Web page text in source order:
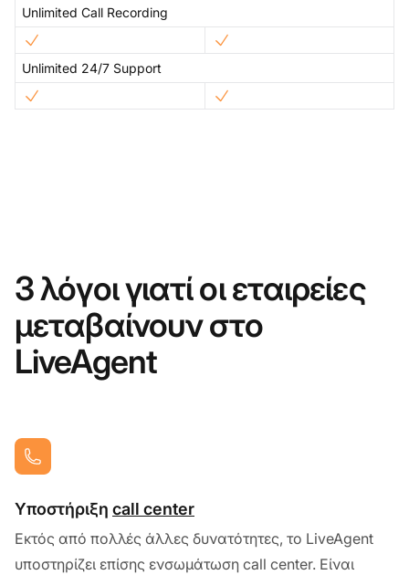
Unlimited Call Recording
Unlimited 24/7 Support
3 λόγοι γιατί οι εταιρείες
μεταβαίνουν στο
LiveAgent
Υποστήριξη call center
Εκτός από πολλές άλλες δυνατότητες, το LiveAgent
υποστηρίζει επίσης ενσωμάτωση call center. Είναι